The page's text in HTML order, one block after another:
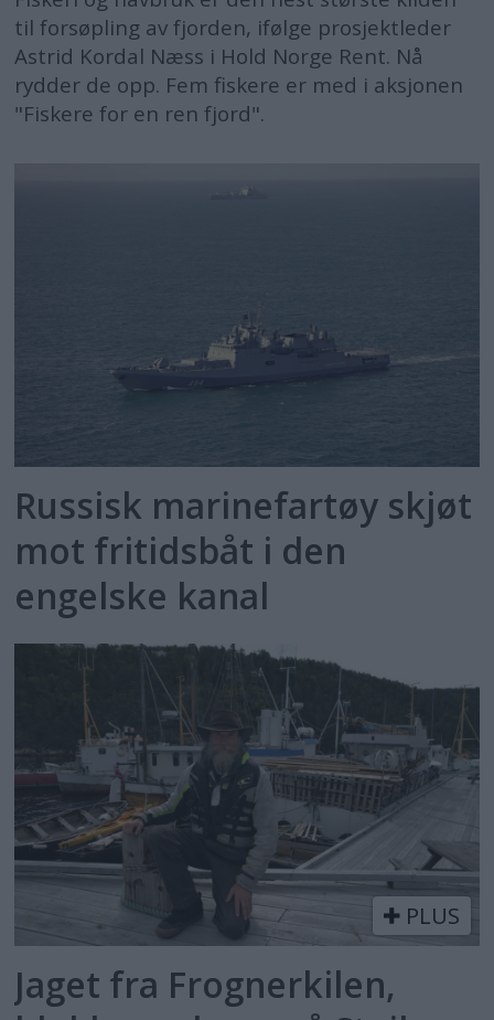
til forsøpling av fjorden, ifølge prosjektleder
Astrid Kordal Næss i Hold Norge Rent. Nå
rydder de opp. Fem fiskere er med i aksjonen
"Fiskere for en ren fjord".
Russisk marinefartøy skjøt
mot fritidsbåt i den
engelske kanal
PLUS
Jaget fra Frognerkilen,